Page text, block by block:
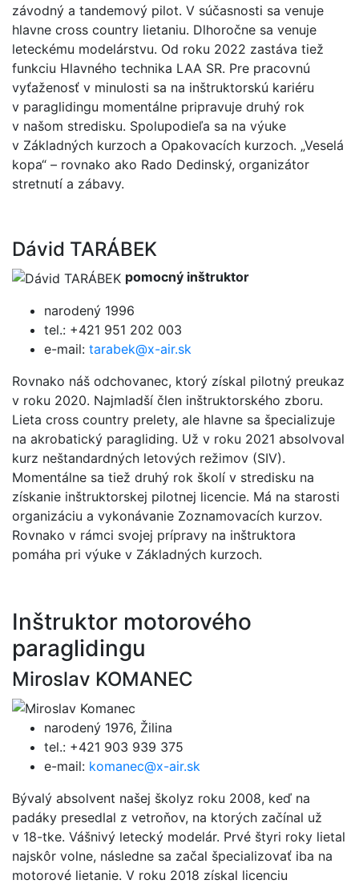
závodný a tandemový pilot. V súčasnosti sa venuje
hlavne cross country lietaniu. Dlhoročne sa venuje
leteckému modelárstvu. Od roku 2022 zastáva tiež
funkciu Hlavného technika LAA SR. Pre pracovnú
vyťaženosť v minulosti sa na inštruktorskú kariéru
v paraglidingu momentálne pripravuje druhý rok
v našom stredisku. Spolupodieľa sa na výuke
v Základných kurzoch a Opakovacích kurzoch. „Veselá
kopa“ – rovnako ako Rado Dedinský, organizátor
stretnutí a zábavy.
Dávid TARÁBEK
pomocný inštruktor
narodený 1996
tel.: +421 951 202 003
e-mail: tarabek@x-air.sk
Rovnako náš odchovanec, ktorý získal pilotný preukaz
v roku 2020. Najmladší člen inštruktorského zboru.
Lieta cross country prelety, ale hlavne sa špecializuje
na akrobatický paragliding. Už v roku 2021 absolvoval
kurz neštandardných letových režimov (SIV).
Momentálne sa tiež druhý rok školí v stredisku na
získanie inštruktorskej pilotnej licencie. Má na starosti
organizáciu a vykonávanie Zoznamovacích kurzov.
Rovnako v rámci svojej prípravy na inštruktora
pomáha pri výuke v Základných kurzoch.
Inštruktor motorového
paraglidingu
Miroslav KOMANEC
narodený 1976, Žilina
tel.: +421 903 939 375
e-mail: komanec@x-air.sk
Bývalý absolvent našej školyz roku 2008, keď na
padáky presedlal z vetroňov, na ktorých začínal už
v 18-tke. Vášnivý letecký modelár. Prvé štyri roky lietal
najskôr volne, následne sa začal špecializovať iba na
motorové lietanie. V roku 2018 získal licenciu